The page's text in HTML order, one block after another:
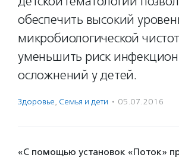
обеспечить высокий
микробиологической
уменьшить риск
осложнений у детей.
Здоровье, Семья и дети · 05.07.2016
«С помощью установок «Поток»